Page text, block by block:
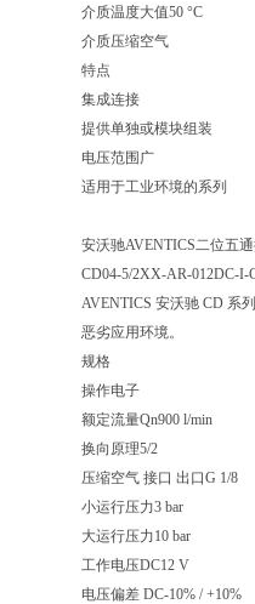
介质温度大值50 °C
介质压缩空气
特点
集成连接
提供单独或模块组装
电压范围广
适用于工业环境的系列
安沃驰AVENTICS二位五
CD04-5/2XX-AR-012DC-I-
AVENTICS 安沃驰 CD 系
恶劣应用环境。
规格
操作电子
额定流量Qn900 l/min
换向原理5/2
压缩空气 接口 出口G 1/8
小运行压力3 bar
大运行压力10 bar
工作电压DC12 V
电压偏差 DC-10% / +10%